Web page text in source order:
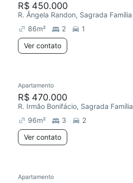
R$ 450.000
R. Ângela Randon, Sagrada Família
86m² 2
1
Ver contato
Chegou este mês
Apartamento
R$ 470.000
R. Irmão Bonifácio, Sagrada Família
96m² 3
2
Ver contato
Chegou este mês
Apartamento